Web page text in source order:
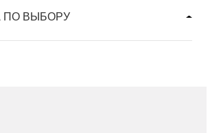
ПО ВЫБОРУ